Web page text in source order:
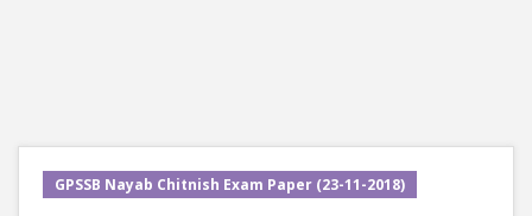
GPSSB Nayab Chitnish Exam Paper (23-11-2018)